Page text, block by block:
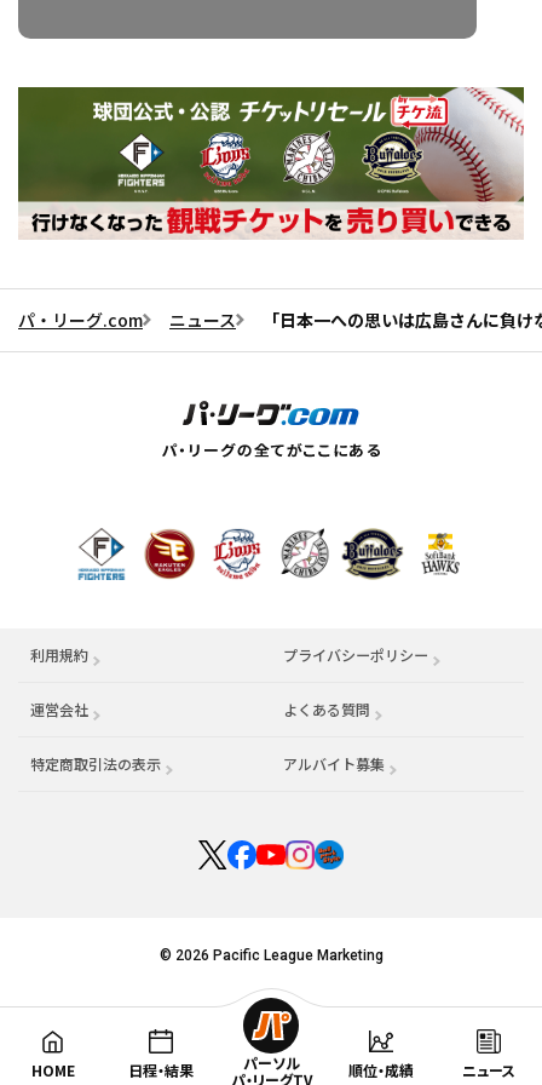
パ・リーグ.com ニュース 「日本一への思いは広島さんに負
利用規約 プライバシーポリシー
運営会社 （別ウィンドウで開く） よくある質問
特定商取引法の表示 アルバイト募集 （別ウィンドウで開く
© 2026 Pacific League Marketing
HOME 日程・結果
パーソル
パ・リーグTV
順位・成績 ニュース